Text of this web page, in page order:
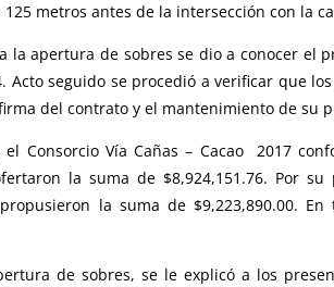
125 metros antes de la intersección con la
la apertura de sobres se dio a conocer el
Acto seguido se procedió a verificar que
del contrato y el mantenimiento de su
Consorcio Vía Cañas – Cacao 2017
la suma de $8,924,151.76. Por
la suma de $9,223,890.00.
de sobres, se le explicó a los